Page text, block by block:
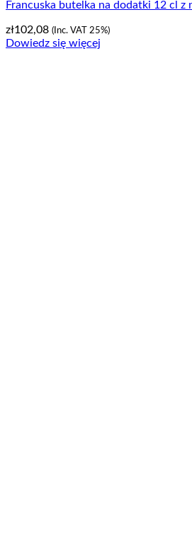
Francuska butelka na dodatki 12 cl z
zł102,08 (Inc. VAT 25%)
Dowiedz się więcej